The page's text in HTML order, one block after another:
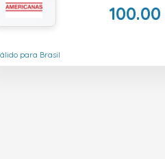
para Brasil